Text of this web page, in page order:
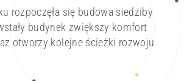
rozpoczęła się budowa siedziby
budynek zwiększy komfort
otworzy kolejne ścieżki rozwoju